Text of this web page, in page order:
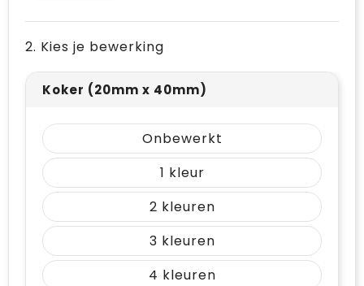
Waterflesjes
Winterse inspiratie
Themapakketten
Golftassen
Trolleys
Goodiebags
2. Kies je bewerking
Koker (20mm x 40mm)
Onbewerkt
1
2
3
4